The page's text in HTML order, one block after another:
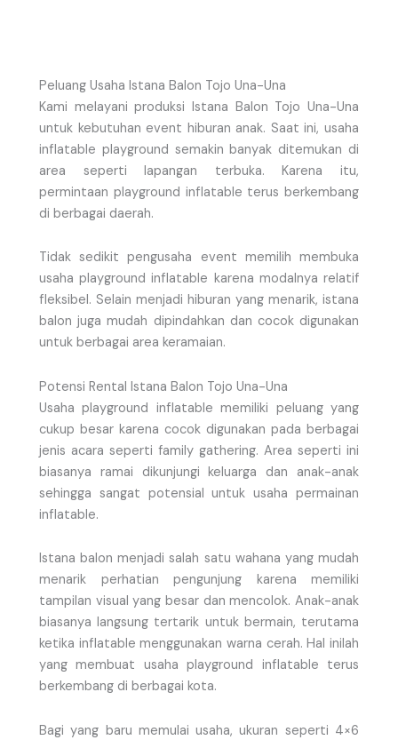
Peluang Usaha Istana Balon Tojo Una-Una
Kami melayani produksi Istana Balon Tojo Una-Una
untuk kebutuhan event hiburan anak. Saat ini, usaha
inflatable playground semakin banyak ditemukan di
area seperti lapangan terbuka. Karena itu,
permintaan playground inflatable terus berkembang
di berbagai daerah.
Tidak sedikit pengusaha event memilih membuka
usaha playground inflatable karena modalnya relatif
fleksibel. Selain menjadi hiburan yang menarik, istana
balon juga mudah dipindahkan dan cocok digunakan
untuk berbagai area keramaian.
Potensi Rental Istana Balon Tojo Una-Una
Usaha playground inflatable memiliki peluang yang
cukup besar karena cocok digunakan pada berbagai
jenis acara seperti family gathering. Area seperti ini
biasanya ramai dikunjungi keluarga dan anak-anak
sehingga sangat potensial untuk usaha permainan
inflatable.
Istana balon menjadi salah satu wahana yang mudah
menarik perhatian pengunjung karena memiliki
tampilan visual yang besar dan mencolok. Anak-anak
biasanya langsung tertarik untuk bermain, terutama
ketika inflatable menggunakan warna cerah. Hal inilah
yang membuat usaha playground inflatable terus
berkembang di berbagai kota.
Bagi yang baru memulai usaha, ukuran seperti 4×6